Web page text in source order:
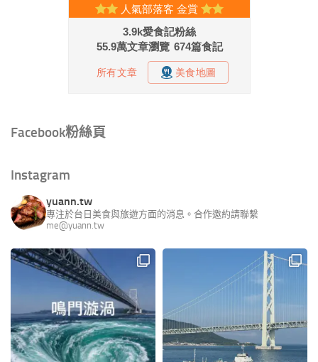
Facebook粉絲頁
Instagram
yuann.tw
專注於台日美食與旅遊方面的消息。合作邀約請聯繫
me@yuann.tw